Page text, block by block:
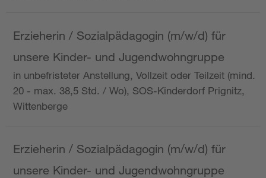
Erzieherin / Sozialpädagogin (m/w/d) für
unsere Kinder- und Jugendwohngruppe
in unbefristeter Anstellung, Vollzeit oder Teilzeit (mind.
20 - max. 38,5 Std. / Wo), SOS-Kinderdorf Prignitz,
Wittenberge
Erzieherin / Sozialpädagogin (m/w/d) für
unsere Kinder- und Jugendwohngruppe